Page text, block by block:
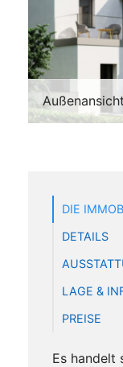
DIE
DETAILS
LAGE &
PREISE
Es handelt